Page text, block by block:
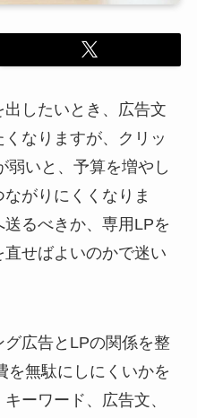
したいとき、広告文
なりますが、クリッ
弱いと、予算を増やし
がりにくくなりま
るべきか、専用LPを
せばよいのかで迷い
広告とLPの関係を整
を無駄にしにくいかを
ーワード、広告文、